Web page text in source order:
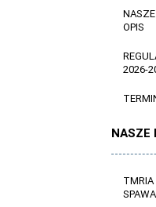
OPIS
2026-
NASZE
TMRIA